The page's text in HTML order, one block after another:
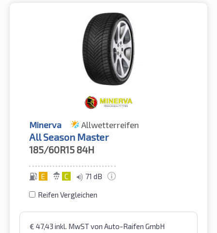
Minerva Allwetterreifen
All Season Master
185/60R15 84H
E C 71 dB
Reifen Vergleichen
€ 47,43 inkl. MwSTvon Auto-Raifen GmbH